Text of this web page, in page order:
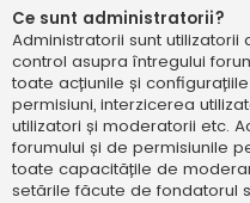
Ce sunt administratorii?
Administratorii sunt
control asupra întregului
toate acțiunile și
permisiuni, interzicerea
utilizatori și moderatorii etc.
forumului și de permisiunile
toate capacitățile de
setările făcute de fondatorul